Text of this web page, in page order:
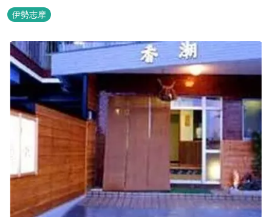
ど。洗練されたサービスに、寛ぎと至福のひとときを満喫してくだ
さい。 ※2016年6月7日リニューアルオープン
伊勢志摩